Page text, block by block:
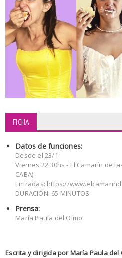
FICHA
Datos de funciones:
Desde el 23/1
Viernes 22.30hs - El Camarín de
CABA)
Entradas: https://
DURACIÓN: 65 MINUTOS
Prensa:
María Paula del Olmo
Escrita y dirigida por María Paula del